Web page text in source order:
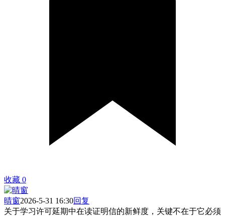
收藏 0
晴窗2026-5-31 16:30回复
关于学习许可延期中在读证明信的新鲜度，关键不在于它必须